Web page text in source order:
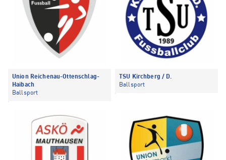
Union Reichenau-Ottenschlag-
Haibach
Ballsport
TSU Kirchberg / D.
Ballsport